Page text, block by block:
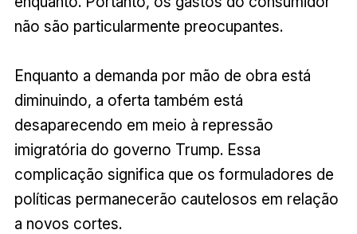
não são particularmente preocupantes.
Enquanto a demanda por mão de obra está
diminuindo, a oferta também está
desaparecendo em meio à repressão
imigratória do governo Trump. Essa
complicação significa que os formuladores de
políticas permanecerão cautelosos em relação
a novos cortes.